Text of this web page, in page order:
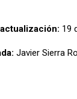
19
Javier Sierra